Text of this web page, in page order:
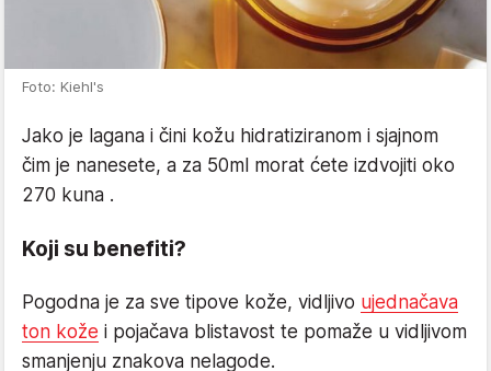
Foto: Kiehl's
Jako je lagana i čini kožu hidratiziranom i sjajnom
čim je nanesete, a za 50ml morat ćete izdvojiti oko
270 kuna .
Koji su benefiti?
Pogodna je za sve tipove kože, vidljivo ujednačava
ton kože i pojačava blistavost te pomaže u vidljivom
smanjenju znakova nelagode.